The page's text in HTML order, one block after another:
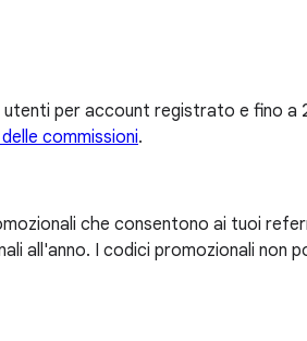
per account registrato e fino
commissioni.
che consentono ai tuoi
all'anno. I codici promozionali non